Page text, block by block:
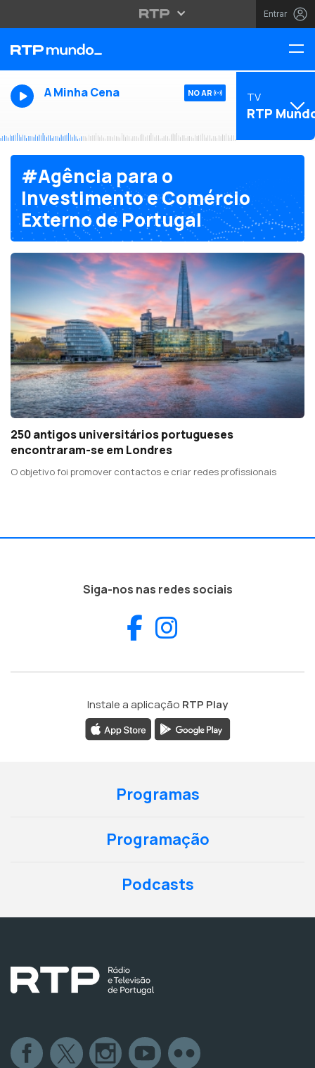
Entrar
A Minha Cena NO AR TV
RTP
#Agência para o
Investimento e Comércio
Externo de Portugal
250 antigos universitários portugueses
encontraram-se em Londres
O objetivo foi promover contactos e criar redes profissionais
Siga-nos nas redes sociais
Facebook
Instale a aplicação RTP Play
Programas
Programação
Podcasts